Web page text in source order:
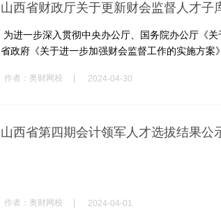
山西省财政厅关于更新财会监督人才子
为进一步深入贯彻中央办公厅、国务院办公厅《
省政府《关于进一步加强财会监督工作的实施方案
作者： 奥财网校 | 2024-04-30
山西省第四期会计领军人才选拔结果公
作者： 奥财网校 | 2024-04-01